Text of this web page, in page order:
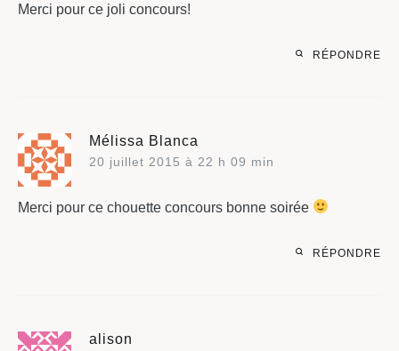
Merci pour ce joli concours!
RÉPONDRE
Mélissa Blanca
20 juillet 2015 à 22 h 09 min
Merci pour ce chouette concours bonne soirée
RÉPONDRE
alison